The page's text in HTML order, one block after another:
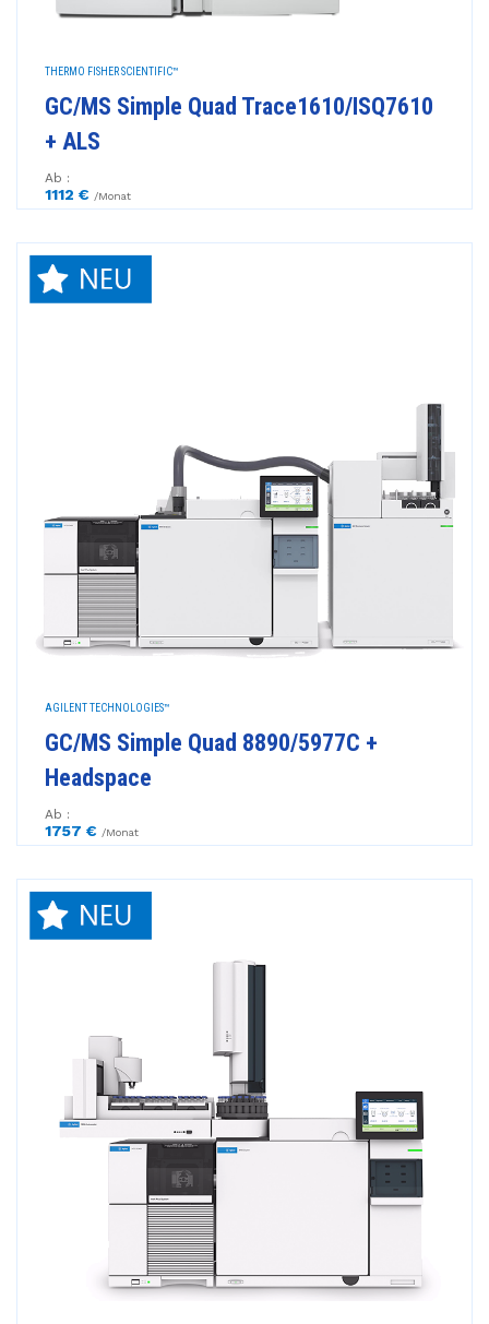
THERMO FISHER SCIENTIFIC™
GC/MS Simple Quad Trace1610/ISQ7610
+ ALS
Ab :
1112 € /Monat
AGILENT TECHNOLOGIES™
GC/MS Simple Quad 8890/5977C +
Headspace
Ab :
1757 € /Monat